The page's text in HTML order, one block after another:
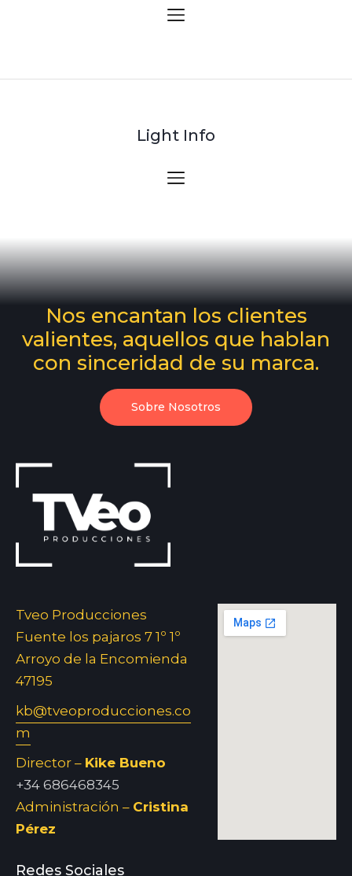
Light Info
Nos encantan los clientes
valientes, aquellos que hablan
con sinceridad de su marca.
Sobre Nosotros
Tveo Producciones
Fuente los pajaros 7 1º 1º
Arroyo de la Encomienda
47195
kb@tveoproducciones.co
m
Director – Kike Bueno
+34 686468345
Administración – Cristina
Pérez
Redes Sociales